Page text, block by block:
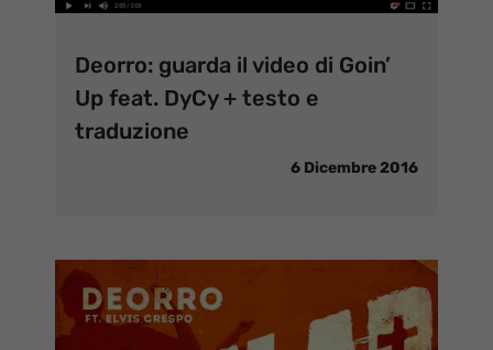
Deorro: guarda il video di Goin’
Up feat. DyCy + testo e
traduzione
6 Dicembre 2016